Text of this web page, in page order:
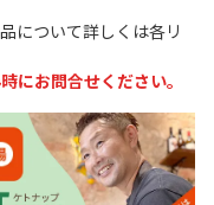
について詳しくは各リ
にお問合せください。